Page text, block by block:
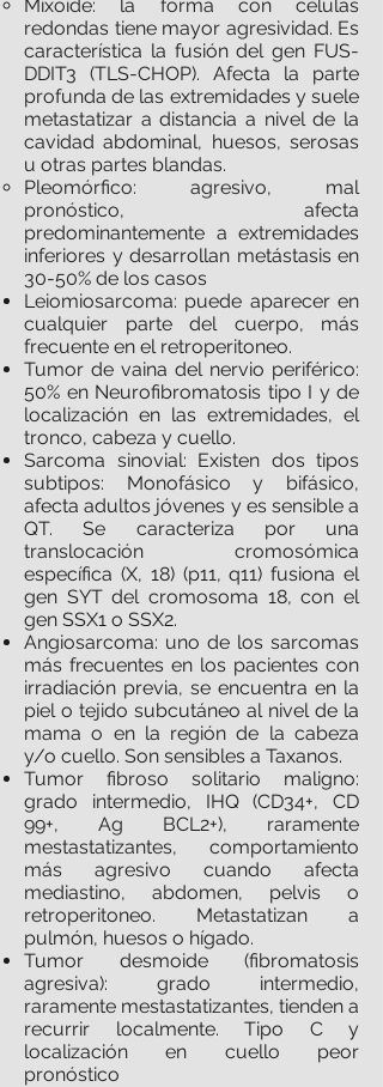
Mixoide: la forma con células
redondas tiene mayor agresividad. Es
característica la fusión del gen FUS-
DDIT3 (TLS-CHOP). Afecta la parte
profunda de las extremidades y suele
metastatizar a distancia a nivel de la
cavidad abdominal, huesos, serosas
u otras partes blandas.
Pleomórfico: agresivo, mal
pronóstico, afecta
predominantemente a extremidades
inferiores y desarrollan metástasis en
30-50% de los casos
Leiomiosarcoma: puede aparecer en
cualquier parte del cuerpo, más
frecuente en el retroperitoneo.
Tumor de vaina del nervio periférico:
50% en Neurofibromatosis tipo I y de
localización en las extremidades, el
tronco, cabeza y cuello.
Sarcoma sinovial: Existen dos tipos
subtipos: Monofásico y bifásico,
afecta adultos jóvenes y es sensible a
QT. Se caracteriza por una
translocación cromosómica
específica (X, 18) (p11, q11) fusiona el
gen SYT del cromosoma 18, con el
gen SSX1 o SSX2.
Angiosarcoma: uno de los sarcomas
más frecuentes en los pacientes con
irradiación previa, se encuentra en la
piel o tejido subcutáneo al nivel de la
mama o en la región de la cabeza
y/o cuello. Son sensibles a Taxanos.
Tumor fibroso solitario maligno:
grado intermedio, IHQ (CD34+, CD
99+, Ag BCL2+), raramente
mestastatizantes, comportamiento
más agresivo cuando afecta
mediastino, abdomen, pelvis o
retroperitoneo. Metastatizan a
pulmón, huesos o hígado.
Tumor desmoide (fibromatosis
agresiva): grado intermedio,
raramente mestastatizantes, tienden a
recurrir localmente. Tipo C y
localización en cuello peor
pronóstico